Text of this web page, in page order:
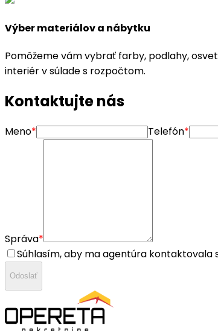
Výber materiálov a nábytku
Pomôžeme vám vybrať farby, podlahy,
interiér v súlade s rozpočtom.
Kontaktujte nás
Meno* Telefón*
Správa*
Súhlasím, aby ma agentúra kontaktovala
Odoslať